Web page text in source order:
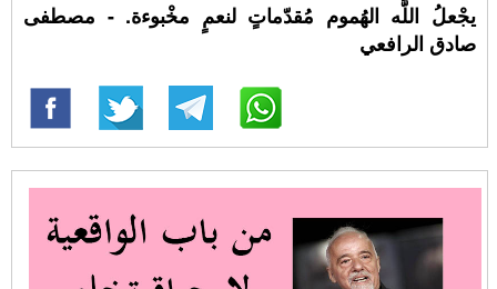
يجْعلُ اللَّه الهُموم مُقدّماتٍ لنعمٍ مخْبوءة. - مصطفى
صادق الرافعي